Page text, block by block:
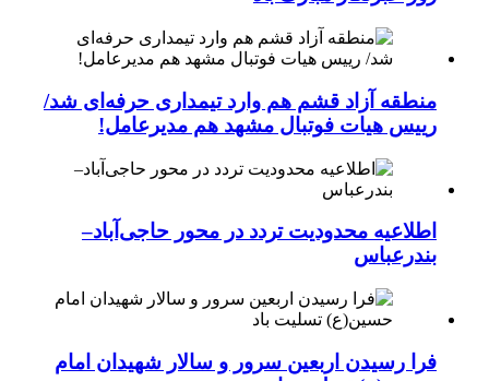
منطقه آزاد قشم هم وارد تیمداری حرفه‌ای شد/
رییس هیات فوتبال مشهد هم مدیرعامل!
اطلاعیه محدودیت تردد در محور حاجی‌آباد–
بندرعباس
فرا رسیدن اربعین سرور و سالار شهیدان امام